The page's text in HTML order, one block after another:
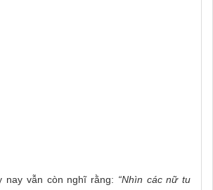
nay vẫn còn nghĩ rằng: “Nhìn các nữ tu